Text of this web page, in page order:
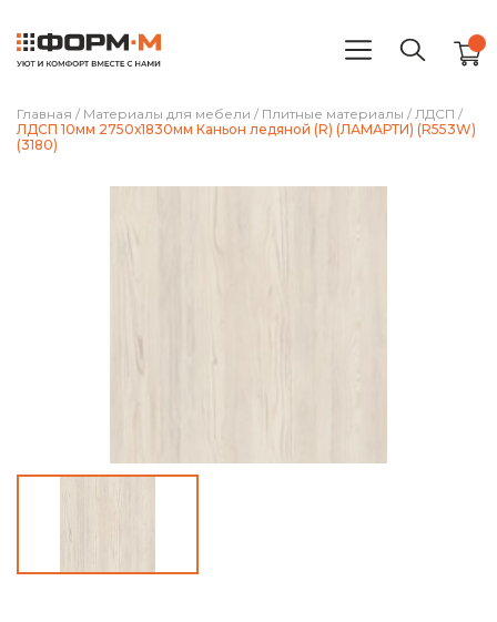
Главная / Материалы для мебели / Плитные материалы / ЛДСП /
ЛДСП 10мм 2750х1830мм Каньон ледяной (R) (ЛАМАРТИ) (R553W)
(3180)